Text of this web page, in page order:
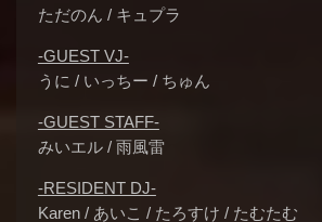
ただのん / キュプラ
-GUEST VJ-
うに / いっちー / ちゅん
-GUEST STAFF-
みいエル / 雨風雷
-RESIDENT DJ-
Karen / あいこ / たろすけ / たむたむ